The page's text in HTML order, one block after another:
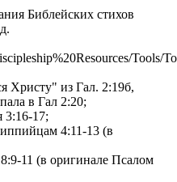
Библейских стихов
Tools/
Христу" из Гал. 2:19б,
в Гал 2:20;
3:16-17;
4:11-13 (в
11 (в оригинале Псалом